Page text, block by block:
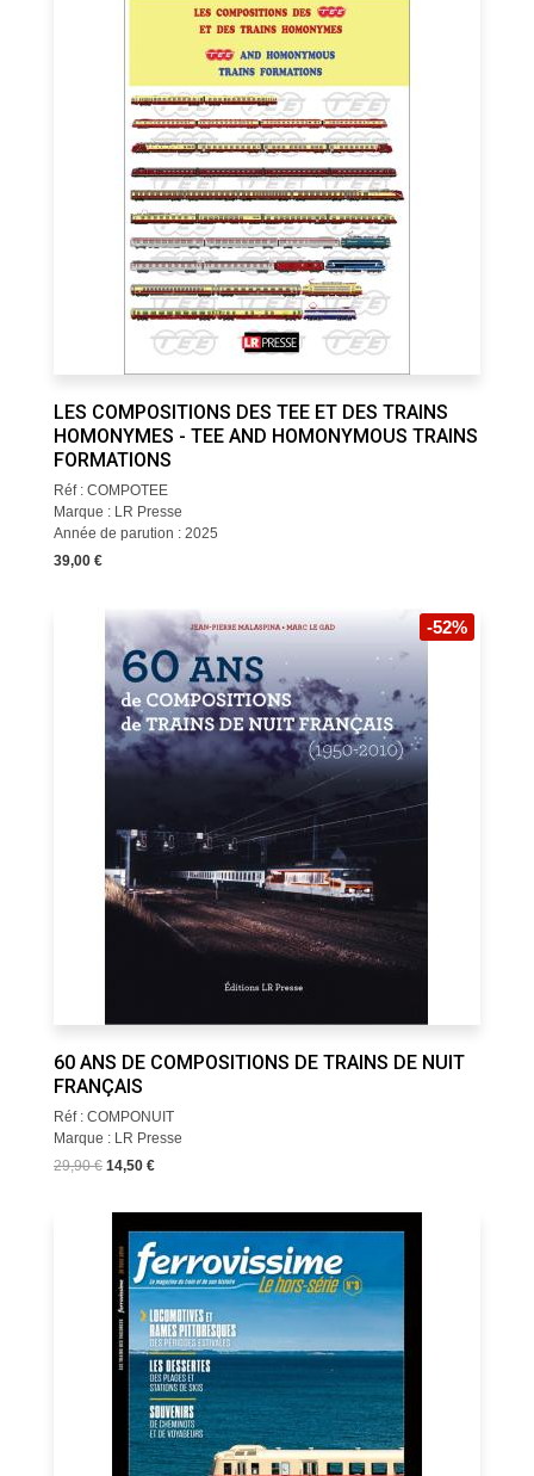
LES COMPOSITIONS DES TEE ET DES TRAINS
HOMONYMES - TEE AND HOMONYMOUS TRAINS
FORMATIONS
Réf : COMPOTEE
Marque : LR Presse
Année de parution : 2025
39,00 €
-52%
60 ANS DE COMPOSITIONS DE TRAINS DE NUIT
FRANÇAIS
Réf : COMPONUIT
Marque : LR Presse
29,90 €14,50 €